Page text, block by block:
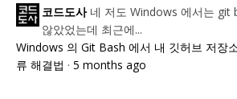
코드도사 네 저도 Windows 에서는 git
않았었는데 최근에...
Windows 의 Git Bash 에서 내 깃허브 저장
류 해결법 · 5 months ago